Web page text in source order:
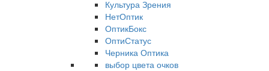
Культура Зрения
НетОптик
ОптикБокс
ОптиСтатус
Черника Оптика
выбор цвета очков